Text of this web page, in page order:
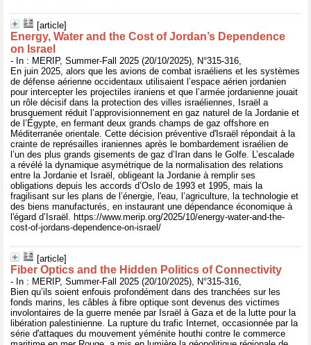
[article]
Energy, Water and the Cost of Jordan’s Dependence
on Israel
- In : MERIP, Summer-Fall 2025 (20/10/2025), N°315-316,
En juin 2025, alors que les avions de combat israéliens et les systèmes
de défense aérienne occidentaux utilisaient l’espace aérien jordanien
pour intercepter les projectiles iraniens et que l’armée jordanienne jouait
un rôle décisif dans la protection des villes israéliennes, Israël a
brusquement réduit l’approvisionnement en gaz naturel de la Jordanie et
de l’Égypte, en fermant deux grands champs de gaz offshore en
Méditerranée orientale. Cette décision préventive d'Israël répondait à la
crainte de représailles iraniennes après le bombardement israélien de
l’un des plus grands gisements de gaz d’Iran dans le Golfe. L’escalade
a révélé la dynamique asymétrique de la normalisation des relations
entre la Jordanie et Israël, obligeant la Jordanie à remplir ses
obligations depuis les accords d’Oslo de 1993 et 1995, mais la
fragilisant sur les plans de l’énergie, l'eau, l’agriculture, la technologie et
des biens manufacturés, en instaurant une dépendance économique à
l'égard d’Israël. https://www.merip.org/2025/10/energy-water-and-the-
cost-of-jordans-dependence-on-israel/
[article]
Fiber Optics and the Hidden Politics of Connectivity
- In : MERIP, Summer-Fall 2025 (20/10/2025), N°315-316,
Bien qu’ils soient enfouis profondément dans des tranchées sur les
fonds marins, les câbles à fibre optique sont devenus des victimes
involontaires de la guerre menée par Israël à Gaza et de la lutte pour la
libération palestinienne. La rupture du trafic Internet, occasionnée par la
série d'attaques du mouvement yéménite houthi contre le commerce